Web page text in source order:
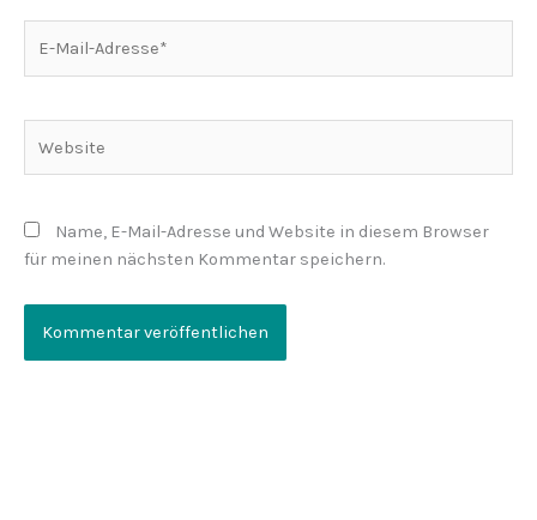
Mail-
Name, E-Mail-Adresse und Website in diesem Browser
für meinen nächsten Kommentar speichern.